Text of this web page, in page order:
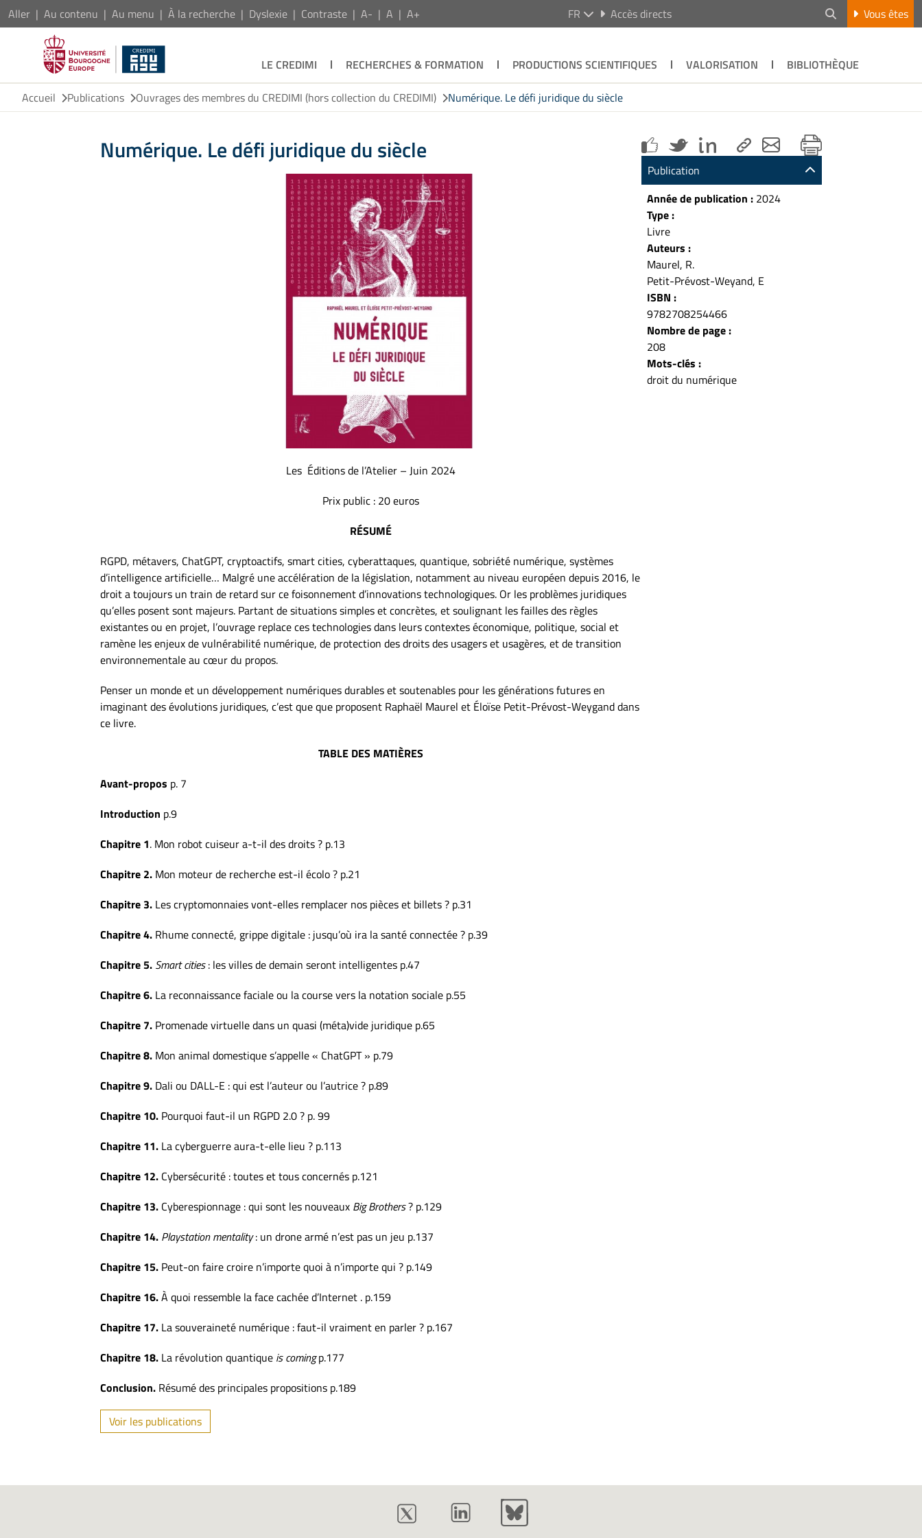
Aller Au contenu Au menu À la recherche Dyslexie Contraste A- A A+ FR Accès directs Vous êtes
LE CREDIMI RECHERCHES & FORMATION PRODUCTIONS SCIENTIFIQUES VALORISATION
BIBLIOTHÈQUE
Accueil
Publications Ouvrages des membres du CREDIMI (hors collection du CREDIMI) Numérique. Le défi juridique du siècle
Numérique. Le défi juridique du siècle
Les Éditions de l’Atelier – Juin 2024
Prix public : 20 euros
RÉSUMÉ
RGPD, métavers, ChatGPT, cryptoactifs, smart cities, cyberattaques, quantique, sobriété numérique, systèmes
d’intelligence artificielle… Malgré une accélération de la législation, notamment au niveau européen depuis 2016, le
droit a toujours un train de retard sur ce foisonnement d’innovations technologiques. Or les problèmes juridiques
qu’elles posent sont majeurs. Partant de situations simples et concrètes, et soulignant les failles des règles
existantes ou en projet, l’ouvrage replace ces technologies dans leurs contextes économique, politique, social et
ramène les enjeux de vulnérabilité numérique, de protection des droits des usagers et usagères, et de transition
environnementale au cœur du propos.
Penser un monde et un développement numériques durables et soutenables pour les générations futures en
imaginant des évolutions juridiques, c’est que que proposent Raphaël Maurel et Éloïse Petit-Prévost-Weygand dans
ce livre.
TABLE DES MATIÈRES
Avant-propos p. 7
Introduction p.9
Chapitre 1. Mon robot cuiseur a-t-il des droits ? p.13
Chapitre 2. Mon moteur de recherche est-il écolo ? p.21
Chapitre 3. Les cryptomonnaies vont-elles remplacer nos pièces et billets ? p.31
Chapitre 4. Rhume connecté, grippe digitale : jusqu’où ira la santé connectée ? p.39
Chapitre 5. Smart cities: les villes de demain seront intelligentes p.47
Chapitre 6. La reconnaissance faciale ou la course vers la notation sociale p.55
Chapitre 7. Promenade virtuelle dans un quasi (méta)vide juridique p.65
Chapitre 8. Mon animal domestique s’appelle « ChatGPT » p.79
Chapitre 9. Dali ou DALL-E : qui est l’auteur ou l’autrice ? p.89
Chapitre 10. Pourquoi faut-il un RGPD 2.0 ? p. 99
Chapitre 11. La cyberguerre aura-t-elle lieu ? p.113
Chapitre 12. Cybersécurité : toutes et tous concernés p.121
Chapitre 13. Cyberespionnage : qui sont les nouveaux Big Brothers? p.129
Chapitre 14. Playstation mentality: un drone armé n’est pas un jeu p.137
Chapitre 15. Peut-on faire croire n’importe quoi à n’importe qui ? p.149
Chapitre 16.À quoi ressemble la face cachée d’Internet . p.159
Chapitre 17. La souveraineté numérique : faut-il vraiment en parler ? p.167
Chapitre 18. La révolution quantique is comingp.177
Conclusion. Résumé des principales propositions p.189
Voir les publications
Publication
Année de publication : 2024
Type :
Livre
Auteurs :
Maurel, R.
Petit-Prévost-Weyand, E
ISBN :
9782708254466
Nombre de page :
208
Mots-clés :
droit du numérique